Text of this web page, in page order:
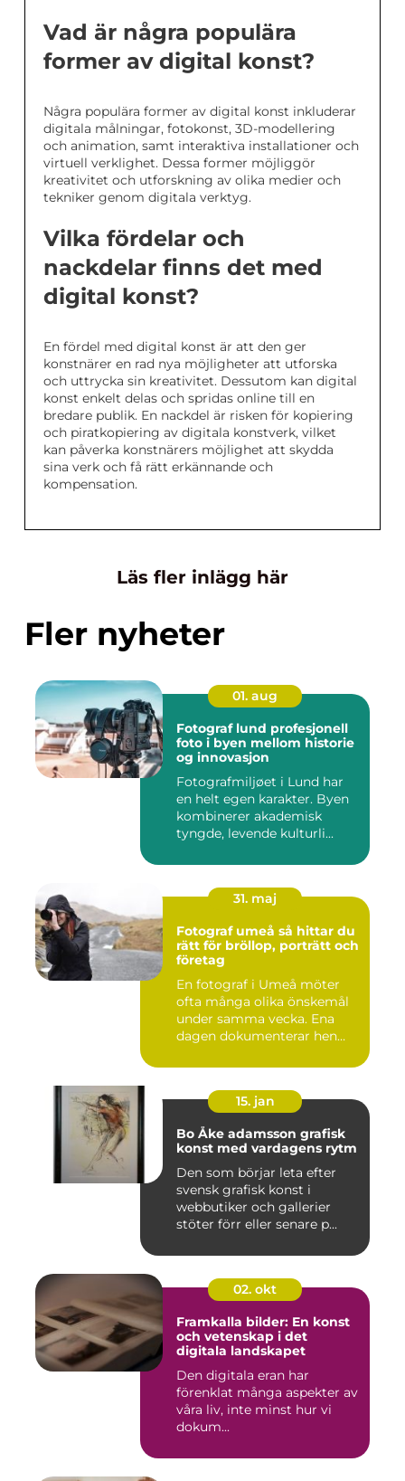
Vad är några populära
former av digital konst?
Några populära former av digital konst inkluderar
digitala målningar, fotokonst, 3D-modellering
och animation, samt interaktiva installationer och
virtuell verklighet. Dessa former möjliggör
kreativitet och utforskning av olika medier och
tekniker genom digitala verktyg.
Vilka fördelar och
nackdelar finns det med
digital konst?
En fördel med digital konst är att den ger
konstnärer en rad nya möjligheter att utforska
och uttrycka sin kreativitet. Dessutom kan digital
konst enkelt delas och spridas online till en
bredare publik. En nackdel är risken för kopiering
och piratkopiering av digitala konstverk, vilket
kan påverka konstnärers möjlighet att skydda
sina verk och få rätt erkännande och
kompensation.
Läs fler inlägg här
Fler nyheter
01. aug
Fotograf lund profesjonell
foto i byen mellom historie
og innovasjon
Fotografmiljøet i Lund har
en helt egen karakter. Byen
kombinerer akademisk
tyngde, levende kulturli...
31. maj
Fotograf umeå så hittar du
rätt för bröllop, porträtt och
företag
En fotograf i Umeå möter
ofta många olika önskemål
under samma vecka. Ena
dagen dokumenterar hen
15. jan
Bo Åke adamsson grafisk
konst med vardagens rytm
Den som börjar leta efter
svensk grafisk konst i
webbutiker och gallerier
stöter förr eller senare p...
02. okt
Framkalla bilder: En konst
och vetenskap i det
digitala landskapet
Den digitala eran har
förenklat många aspekter av
våra liv, inte minst hur vi
dokum...